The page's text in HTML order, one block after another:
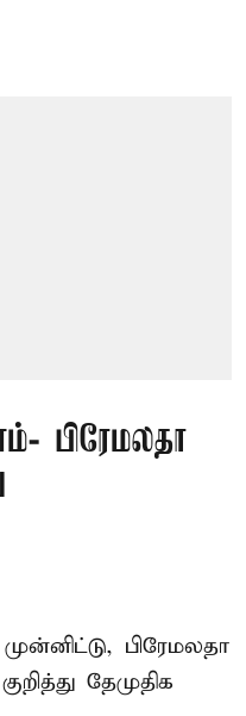
பிரேமலதா
முன்னிட்டு, பிரேமலதா
தேமுதிக